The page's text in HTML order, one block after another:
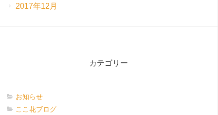
2017年12月
カテゴリー
お知らせ
ここ花ブログ